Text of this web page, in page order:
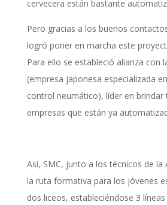
cervecera están bastante
Pero gracias a los buenos
logró poner en marcha este
Para ello se estableció alianza con
(empresa japonesa especializada
control neumático), líder en brindar
empresas que están ya
Así, SMC, junto a los técnicos de la
la ruta formativa para los jóvenes
dos liceos, estableciéndose 3